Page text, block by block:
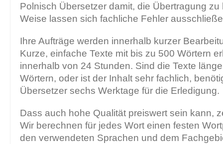
Polnisch Übersetzer damit, die Übertragung
Weise lassen sich fachliche Fehler
Ihre Aufträge werden innerhalb kurzer
Kurze, einfache Texte mit bis zu 500 Wörtern
innerhalb von 24 Stunden. Sind die Texte
Wörtern, oder ist der Inhalt sehr fachlich,
Übersetzer sechs Werktage für die Erledigung.
Dass auch hohe Qualität preiswert sein kann,
Wir berechnen für jedes Wort einen festen
den verwendeten Sprachen und dem